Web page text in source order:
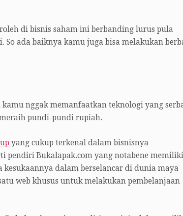
di bisnis saham ini berbanding lurus pula
ada baiknya kamu juga bisa melakukan
nggak memanfaatkan teknologi yang
pundi-pundi rupiah.
yang cukup terkenal dalam bisnisnya
pendiri Bukalapak.com yang notabene
dalam berselancar di dunia maya
web khusus untuk melakukan pembelanjaan